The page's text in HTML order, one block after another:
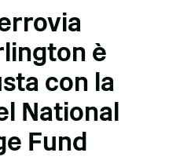
è
con la
National
Fund